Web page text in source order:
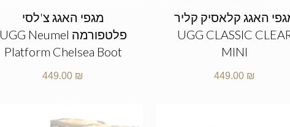
האגג קלאסיק קליר
UGG CLASSIC
MINI
449.00 ₪
מגפי האגג צ'לסי
פלטפורמה UGG Neumel
Platform Chelsea Boot
449.00 ₪